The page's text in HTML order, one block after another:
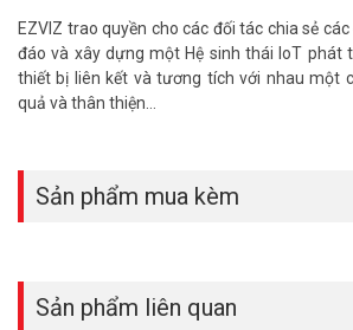
EZVIZ trao quyền cho các đối tác chia sẻ
đáo và xây dựng một Hệ sinh thái IoT phát
thiết bị liên kết và tương tích với nhau một
quả và thân thiện…
Sản phẩm mua kèm
Sản phẩm liên quan